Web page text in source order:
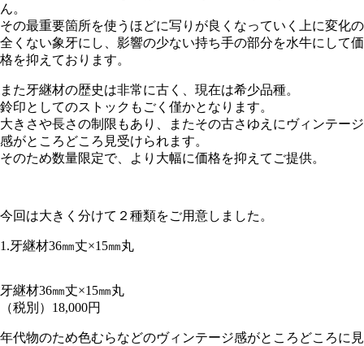
ん。
その最重要箇所を使うほどに写りが良くなっていく上に変化の
全くない象牙にし、影響の少ない持ち手の部分を水牛にして価
格を抑えております。
また牙継材の歴史は非常に古く、現在は希少品種。
鈴印としてのストックもごく僅かとなります。
大きさや長さの制限もあり、またその古さゆえにヴィンテージ
感がところどころ見受けられます。
そのため数量限定で、より大幅に価格を抑えてご提供。
今回は大きく分けて２種類をご用意しました。
1.牙継材36㎜丈×15㎜丸
牙継材36㎜丈×15㎜丸
（税別）18,000円
年代物のため色むらなどのヴィンテージ感がところどころに見